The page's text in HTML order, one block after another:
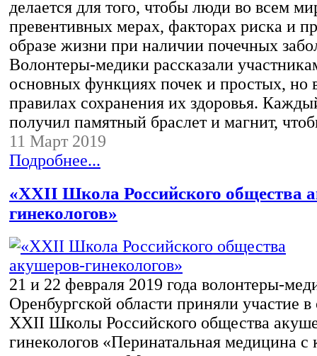
делается для того, чтобы люди во всем
превентивных мерах, факторах риска и
образе жизни при наличии почечных
Волонтеры-медики рассказали
основных функциях почек и простых, но
правилах сохранения их здоровья.
получил памятный браслет и магнит,
11 Март 2019
Подробнее...
«XXII Школа Российского общества
гинекологов»
21 и 22 февраля 2019 года волонтеры-
Оренбургской области приняли участие в
XXII Школы Российского общества
гинекологов «Перинатальная медицина с